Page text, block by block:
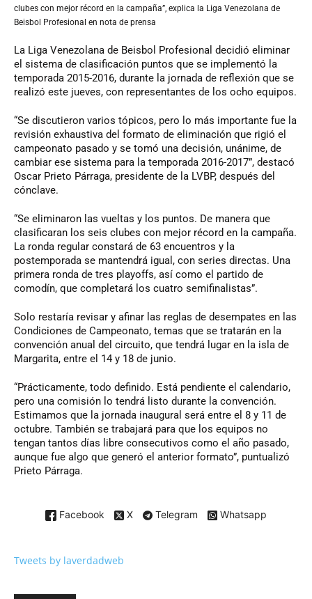
clubes con mejor récord en la campaña”, explica la Liga Venezolana de
Beisbol Profesional en nota de prensa
La Liga Venezolana de Beisbol Profesional decidió eliminar
el sistema de clasificación puntos que se implementó la
temporada 2015-2016, durante la jornada de reflexión que se
realizó este jueves, con representantes de los ocho equipos.
“Se discutieron varios tópicos, pero lo más importante fue la
revisión exhaustiva del formato de eliminación que rigió el
campeonato pasado y se tomó una decisión, unánime, de
cambiar ese sistema para la temporada 2016-2017”, destacó
Oscar Prieto Párraga, presidente de la LVBP, después del
cónclave.
“Se eliminaron las vueltas y los puntos. De manera que
clasificaran los seis clubes con mejor récord en la campaña.
La ronda regular constará de 63 encuentros y la
postemporada se mantendrá igual, con series directas. Una
primera ronda de tres playoffs, así como el partido de
comodín, que completará los cuatro semifinalistas”.
Solo restaría revisar y afinar las reglas de desempates en las
Condiciones de Campeonato, temas que se tratarán en la
convención anual del circuito, que tendrá lugar en la isla de
Margarita, entre el 14 y 18 de junio.
“Prácticamente, todo definido. Está pendiente el calendario,
pero una comisión lo tendrá listo durante la convención.
Estimamos que la jornada inaugural será entre el 8 y 11 de
octubre. También se trabajará para que los equipos no
tengan tantos días libre consecutivos como el año pasado,
aunque fue algo que generó el anterior formato”, puntualizó
Prieto Párraga.
Facebook X Telegram Whatsapp
Tweets by laverdadweb